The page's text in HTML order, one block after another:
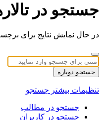
جستجو در
در حال نمایش نتایج برای
جستجو دوباره
تنظیمات بیشتر جستجو
جستجو در مطالب
جستجو در کاربران